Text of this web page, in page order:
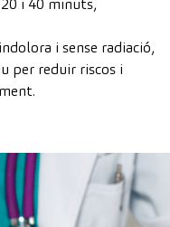
i 40 minuts,
i sense radiació,
per reduir riscos i